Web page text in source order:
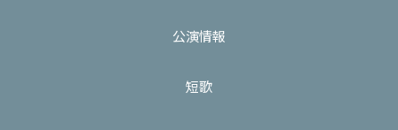
公演情報
短歌